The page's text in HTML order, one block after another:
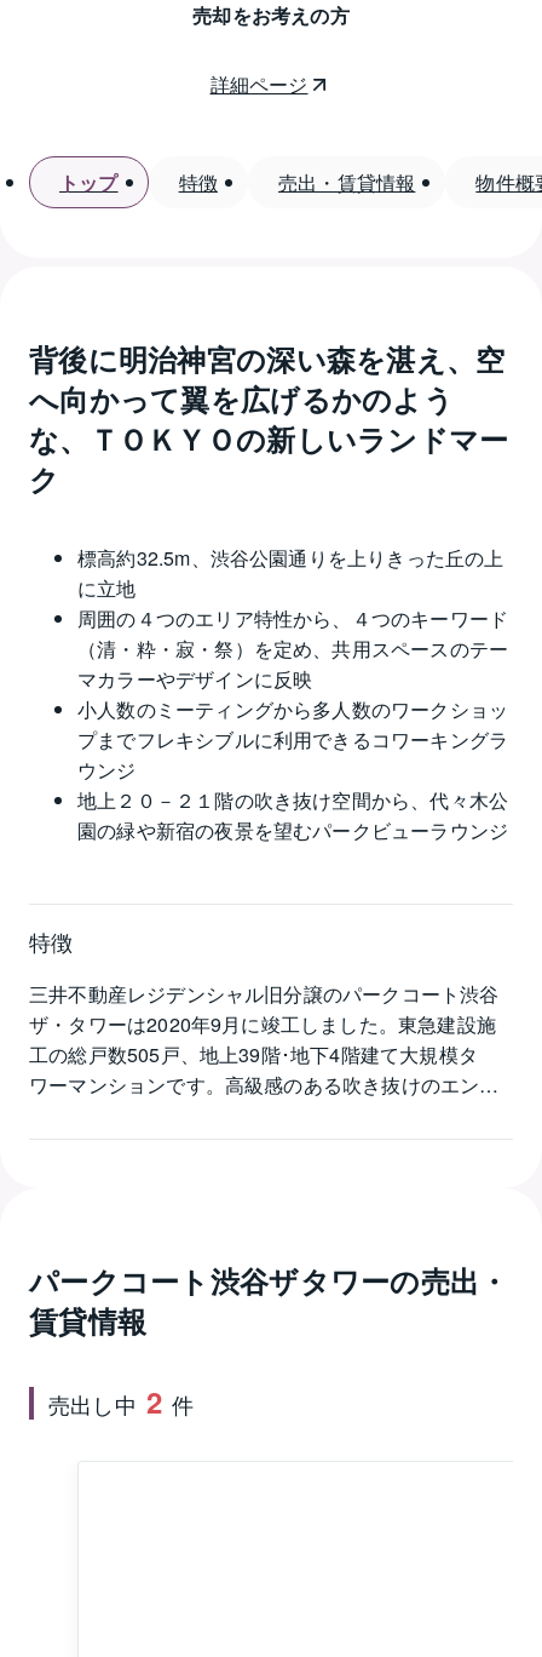
売却をお考えの方
詳細ページ
トップ 特徴 売出・賃貸情報 物件概
背後に明治神宮の深い森を湛え、空
へ向かって翼を広げるかのよう
な、ＴＯＫＹＯの新しいランドマー
ク
標高約32.5m、渋谷公園通りを上りきった丘の上
に立地
周囲の４つのエリア特性から、４つのキーワード
（清・粋・寂・祭）を定め、共用スペースのテー
マカラーやデザインに反映
小人数のミーティングから多人数のワークショッ
プまでフレキシブルに利用できるコワーキングラ
ウンジ
地上２０－２１階の吹き抜け空間から、代々木公
園の緑や新宿の夜景を望むパークビューラウンジ
特徴
三井不動産レジデンシャル旧分譲のパークコート渋谷
ザ・タワーは2020年9月に竣工しました。東急建設施
工の総戸数505戸、地上39階･地下4階建て大規模タ
ワーマンションです。高級感のある吹き抜けのエント
フォルム、堂々とした佇まいが目を引きます。パーク
コンシェルジュサービスやライブラリーラウンジ、ザ
パークビューラウンジ、コワーキングラウンジ、ゴル
フラウンジ、フィットネスルーム、パーティルーム、
ションライフを送ることができそうです。24時間セ
キュリティシステムを導入し、防犯カメラとモニター
パークコート渋谷ザタワーの売出・
賃貸情報
売出し中 2 件